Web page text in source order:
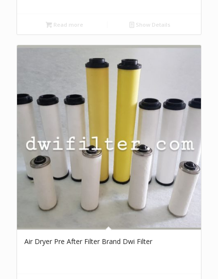
Read more Show Details
Air Dryer Pre After Filter Brand Dwi Filter